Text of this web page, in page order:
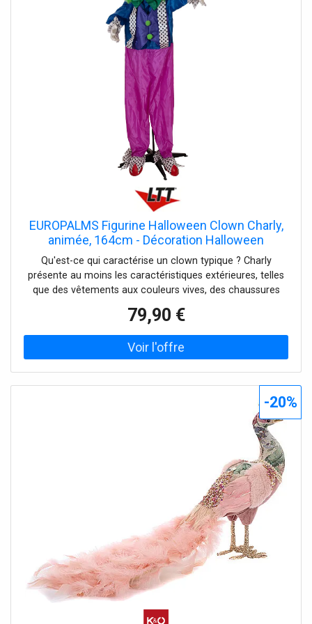
moderne, offrant un accessoire original et fonctionnel. La
qualité des matériaux et l'attention portée aux détails
garantissent un produit durable, idéal pour ceux qui
recherchent des lunettes de soleil fiables avec un look
contemporain. Ce modèle de la collection Sole confirme
la capacité de Ray-Ban à allier innovation, style et
originalité, faisant de chaque paire de lunettes un
accessoire exclusif et de qualité supérieure.; Collezione:
Lunettes de soleil; Genere: Unisexe; Colore: Blu/marrone,
Azzurro, Photo waves azure; Materiale: Propionato,
Propionato, Cristallo; Forma: Ovale; Tipologia lenti:
Tipologia lenti: Photochromique; ; Ean: 8056262134061;
EUROPALMS Figurine Halloween Clown Charly,
animée, 164cm - Décoration Halloween
Qu'est-ce qui caractérise un clown typique ? Charly
présente au moins les caractéristiques extérieures, telles
que des vêtements aux couleurs vives, des chaussures
attention: il n'est ni drôle ni empathique ! Avec une taille
d'environ 164 cm, Charly est une figure imposante. Avec
ses vêtements colorés et son énorme nœud papillon, il
suit la tradition du cirque, mais ses longs cheveux d'un
sinistre. Sa bouche ouverte révèle des crocs qui feraient
la fierté d'un vampire. Pendant l'animation, les yeux de la
figurine décorative clignotent en rouge, les bras bougent
et la tête effectue des mouvements circulaires tandis que
Charly insulte tous les visiteurs avec des jurons sauvages
(différentes lignes vocales). L'animation de la figurine
décorative peut être activée à l'aide du
microphone/capteur de lumière intégré, du commutateur
« Step here » ou d'une commande manuelle filaire.Figure
animée avec effets lumineux, sonores et de mouvement
Effets sonores, Yeux rouges clignotants, Tête avec effet
de mouvement, Arms avec effet de mouvement,
Alimenté par une batterie/un bloc-batterie, Durée de
l'animation jusqu'à 20 secondes, Rangement peu
encombrant, Facile à assembler, Bras malléables, Contenu
79,90 €
-20%